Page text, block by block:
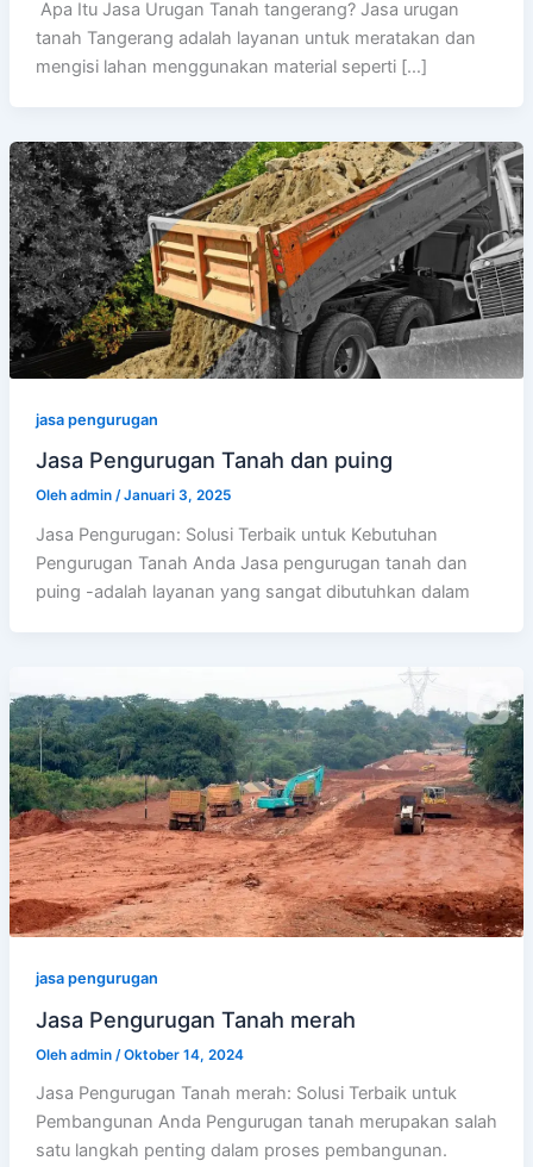
Apa Itu Jasa Urugan Tanah tangerang? Jasa urugan
tanah Tangerang adalah layanan untuk meratakan dan
mengisi lahan menggunakan material seperti […]
jasa pengurugan
Jasa Pengurugan Tanah dan puing
Oleh admin /Januari 3, 2025
Jasa Pengurugan: Solusi Terbaik untuk Kebutuhan
Pengurugan Tanah Anda Jasa pengurugan tanah dan
puing -adalah layanan yang sangat dibutuhkan dalam
jasa pengurugan
Jasa Pengurugan Tanah merah
Oleh admin /Oktober 14, 2024
Jasa Pengurugan Tanah merah: Solusi Terbaik untuk
Pembangunan Anda Pengurugan tanah merupakan salah
satu langkah penting dalam proses pembangunan.